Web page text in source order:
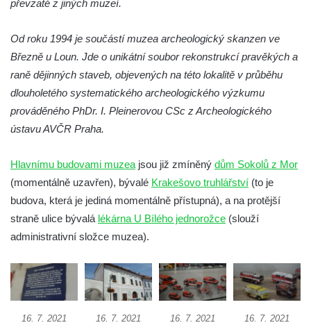
převzaté z jiných muzeí.
Od roku 1994 je součástí muzea archeologický skanzen ve
Březně u Loun. Jde o unikátní soubor rekonstrukcí pravěkých a
raně dějinných staveb, objevených na této lokalitě v průběhu
dlouholetého systematického archeologického výzkumu
prováděného PhDr. I. Pleinerovou CSc z Archeologického
ústavu AVČR Praha.
Hlavnímu budovami muzea jsou již zmíněný dům Sokolů z Mor
(momentálně uzavřen), bývalé Krakešovo truhlářství (to je
budova, která je jediná momentálně přístupná), a na protější
straně ulice bývalá lékárna U Bílého jednorožce (slouží
administrativní složce muzea).
16. 7. 2021 16. 7. 2021 16. 7. 2021 16. 7. 2021